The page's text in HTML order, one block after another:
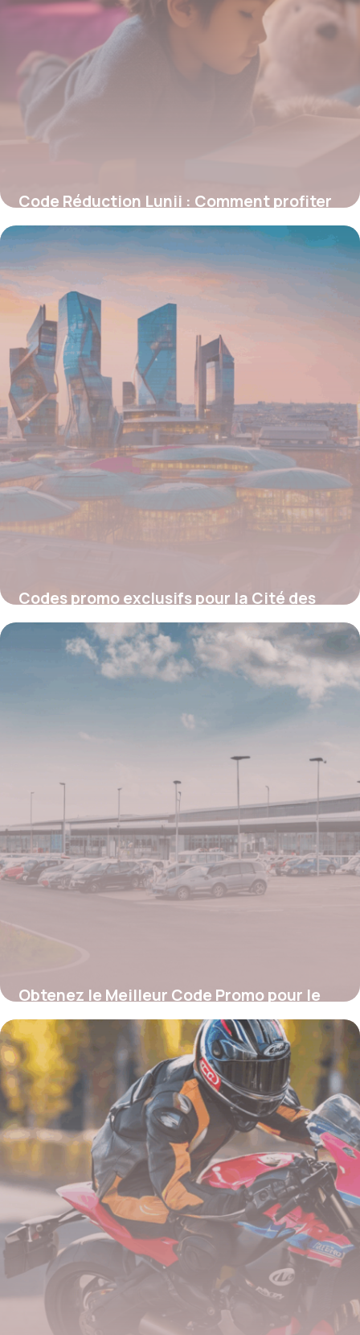
Code Réduction Lunii : Comment profiter
des meilleures offres sur la fabrique
d’histoires audio
5 janvier 2026
Codes promo exclusifs pour la Cité des
Sciences : Économisez sur vos sorties
culturelles
Obtenez le Meilleur Code Promo pour le
Parking de l’Aéroport Charleroi : Guide
Complet pour Économiser
4 juillet 2025